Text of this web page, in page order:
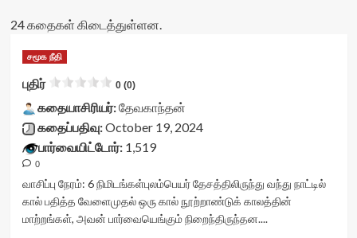
24 கதைகள் கிடைத்துள்ளன.
சமூக நீதி
புதிர் 0 (0)
கதையாசிரியர்:தேவகாந்தன்
கதைப்பதிவு:October 19, 2024
பார்வையிட்டோர்:1,519
0
வாசிப்பு நேரம்: 6 நிமிடங்கள்புலம்பெயர் தேசத்திலிருந்து வந்து நாட்டில்
கால் பதித்த வேளைமுதல் ஒரு கால் நூற்றாண்டுக் காலத்தின்
மாற்றங்கள், அவன் பார்வையெங்கும் நிறைந்திருந்தன....